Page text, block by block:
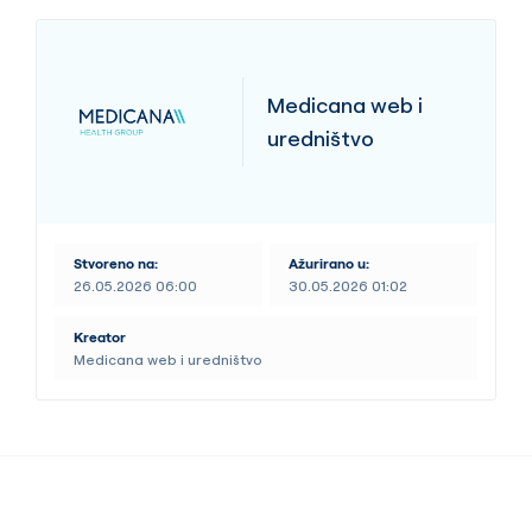
Medicana web i
uredništvo
Stvoreno na:
26.05.2026 06:00
Ažurirano u:
30.05.2026 01:02
Kreator
Medicana web i uredništvo